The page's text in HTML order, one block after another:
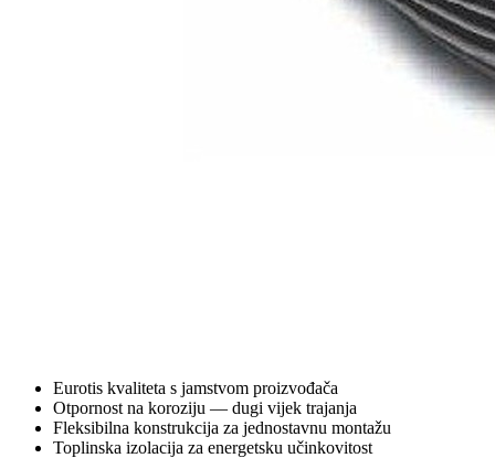
Eurotis kvaliteta s jamstvom proizvođača
Otpornost na koroziju — dugi vijek trajanja
Fleksibilna konstrukcija za jednostavnu montažu
Toplinska izolacija za energetsku učinkovitost